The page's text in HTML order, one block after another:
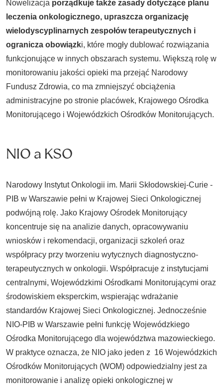
Nowelizacja porządkuje także zasady dotyczące planu
leczenia onkologicznego, upraszcza organizację
wielodyscyplinarnych zespołów terapeutycznych i
ogranicza obowiązki, które mogły dublować rozwiązania
funkcjonujące w innych obszarach systemu. Większą rolę w
monitorowaniu jakości opieki ma przejąć Narodowy
Fundusz Zdrowia, co ma zmniejszyć obciążenia
administracyjne po stronie placówek, Krajowego Ośrodka
Monitorującego i Wojewódzkich Ośrodków Monitorujących.
NIO a KSO
Narodowy Instytut Onkologii im. Marii Skłodowskiej-Curie -
PIB w Warszawie pełni w Krajowej Sieci Onkologicznej
podwójną rolę. Jako Krajowy Ośrodek Monitorujący
koncentruje się na analizie danych, opracowywaniu
wniosków i rekomendacji, organizacji szkoleń oraz
współpracy przy tworzeniu wytycznych diagnostyczno-
terapeutycznych w onkologii. Współpracuje z instytucjami
centralnymi, Wojewódzkimi Ośrodkami Monitorującymi oraz
środowiskiem eksperckim, wspierając wdrażanie
standardów Krajowej Sieci Onkologicznej. Jednocześnie
NIO-PIB w Warszawie pełni funkcję Wojewódzkiego
Ośrodka Monitorującego dla województwa mazowieckiego.
W praktyce oznacza, że NIO jako jeden z 16 Wojewódzkich
Ośrodków Monitorujących (WOM) odpowiedzialny jest za
monitorowanie i analizę opieki onkologicznej w